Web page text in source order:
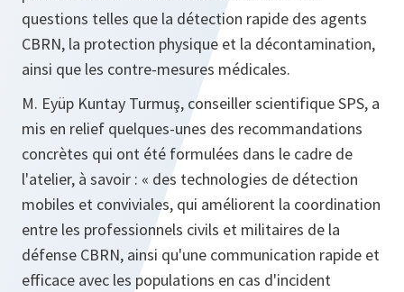
questions telles que la détection rapide des agents
CBRN, la protection physique et la décontamination,
ainsi que les contre-mesures médicales.
M. Eyüp Kuntay Turmuş, conseiller scientifique SPS, a
mis en relief quelques-unes des recommandations
concrètes qui ont été formulées dans le cadre de
l'atelier, à savoir : « des technologies de détection
mobiles et conviviales, qui améliorent la coordination
entre les professionnels civils et militaires de la
défense CBRN, ainsi qu'une communication rapide et
efficace avec les populations en cas d'incident